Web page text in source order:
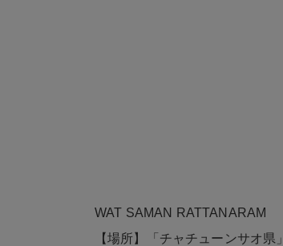
WAT SAMAN RATTANARAM
【場所】「チャチューンサオ県」